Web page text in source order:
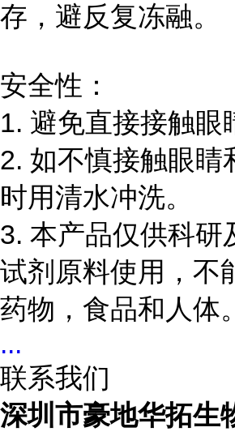
存，避反复冻融。
安全性：
1. 避免直接接触眼
2. 如不慎接触眼睛
时用清水冲洗。
3. 本产品仅供科研
试剂原料使用，不
药物，食品和人体。
...
联系我们
深圳市豪地华拓生